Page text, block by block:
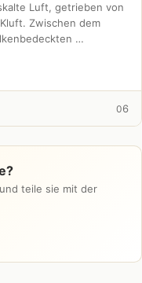
Luft, getrieben von
Zwischen dem
…
06
teile sie mit der